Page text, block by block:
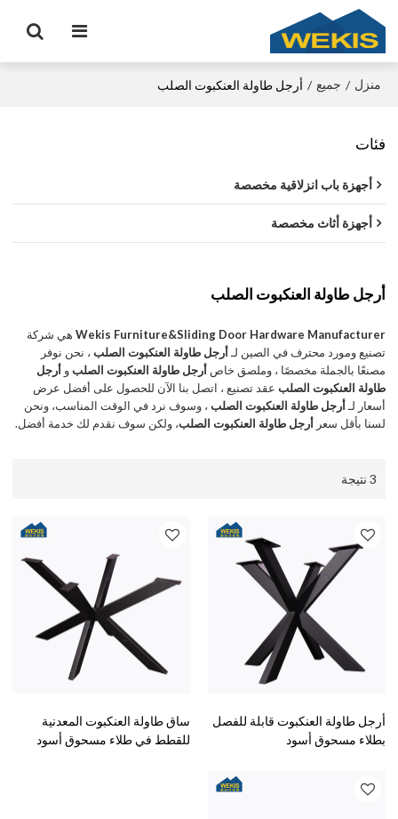
منزل / جميع / أرجل طاولة العنكبوت الصلب
فئات
أجهزة باب انزلاقية مخصصة
أجهزة أثاث مخصصة
أرجل طاولة العنكبوت الصلب
Wekis Furniture&Sliding Door Hardware Manufacturer هي شركة
تصنيع ومورد محترف في الصين لـأرجل طاولة العنكبوت الصلب ، نحن نوفر
مصنعًا بالجملة مخصصًا ، وملصق خاصأرجل طاولة العنكبوت الصلبوأرجل
طاولة العنكبوت الصلب عقد تصنيع ، اتصل بنا الآن للحصول على أفضل عرض
أسعار لـأرجل طاولة العنكبوت الصلب ، وسوف نرد في الوقت المناسب، ونحن
لسنا بأقل سعرأرجل طاولة العنكبوت الصلب، ولكن سوف نقدم لك خدمة أفضل.
3 نتيجة
أرجل طاولة العنكبوت قابلة للفصل
بطلاء مسحوق أسود
ساق طاولة العنكبوت المعدنية
للقطط في طلاء مسحوق أسود